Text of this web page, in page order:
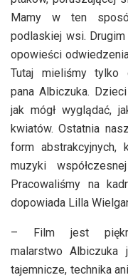
Mamy w ten
podlaskiej wsi. Drugim
opowieści
Tutaj mieliśmy tylko
pana Albiczuka.
jak mógł wyglądać,
kwiatów. Ostatnia
form abstrakcyjnych,
muzyki
Pracowaliśmy na
dopowiada Lilla
– Film jest
malarstwo
tajemnicze, technika